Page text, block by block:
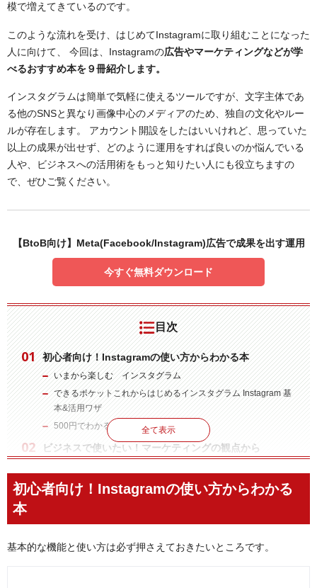
模で増えてきているのです。
このような流れを受け、はじめてInstagramに取り組むことになった
人に向けて、 今回は、Instagramの広告やマーケティングなどが学
べるおすすめ本を９冊紹介します。
インスタグラムは簡単で気軽に使えるツールですが、文字主体であ
る他のSNSと異なり画像中心のメディアのため、独自の文化やルー
ルが存在します。 アカウント開設をしたはいいけれど、思っていた
以上の成果が出せず、どのように運用をすれば良いのか悩んでいる
人や、ビジネスへの活用術をもっと知りたい人にも役立ちますの
で、ぜひご覧ください。
【BtoB向け】Meta(Facebook/Instagram)広告で成果を出す運用
今すぐ無料ダウンロード
目次
初心者向け！Instagramの使い方からわかる本
いまから楽しむ インスタグラム
できるポケットこれからはじめるインスタグラム Instagram 基
本&活用ワザ
500円でわかる インスタグラム
ビジネスで使いたい！マーケティングの観点から
いちばんやさしいInstagramマーケティングの教本 人気講師が
教える「魅せるマーケ」勝利の法則 「いちばんやさしい教本」
インスタグラム・マーケティング入門
全て表示
初心者向け！Instagramの使い方からわかる
本
基本的な機能と使い方は必ず押さえておきたいところです。